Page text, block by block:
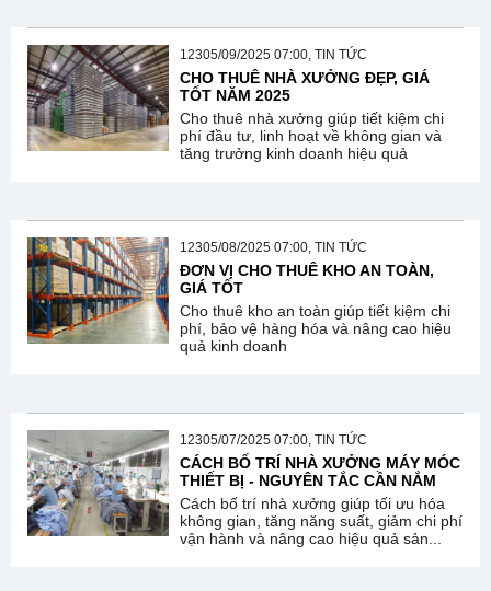
12305/09/2025 07:00, TIN TỨC
CHO THUÊ NHÀ XƯỞNG ĐẸP, GIÁ
TỐT NĂM 2025
Cho thuê nhà xưởng giúp tiết kiệm chi
phí đầu tư, linh hoạt về không gian và
tăng trưởng kinh doanh hiệu quả
12305/08/2025 07:00, TIN TỨC
ĐƠN VỊ CHO THUÊ KHO AN TOÀN,
GIÁ TỐT
Cho thuê kho an toàn giúp tiết kiệm chi
phí, bảo vệ hàng hóa và nâng cao hiệu
quả kinh doanh
12305/07/2025 07:00, TIN TỨC
CÁCH BỐ TRÍ NHÀ XƯỞNG MÁY MÓC
THIẾT BỊ - NGUYÊN TẮC CẦN NẮM
Cách bố trí nhà xưởng giúp tối ưu hóa
không gian, tăng năng suất, giảm chi phí
vận hành và nâng cao hiệu quả sản...